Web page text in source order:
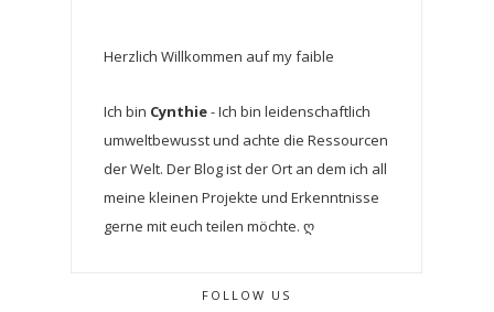
Herzlich Willkommen auf my faible
Ich bin Cynthie- Ich bin leidenschaftlich
umweltbewusst und achte die Ressourcen
der Welt. Der Blog ist der Ort an dem ich all
meine kleinen Projekte und Erkenntnisse
gerne mit euch teilen möchte. ღ
FOLLOW US